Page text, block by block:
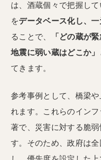
は、酒蔵個々で把握し
をデータベース化し、
ることで、
「どの蔵が
地震に弱い蔵はどこか」
てきます。
参考事例として、橋梁
れます。これらのイン
著で、災害に対する脆
す。そのため、政府は